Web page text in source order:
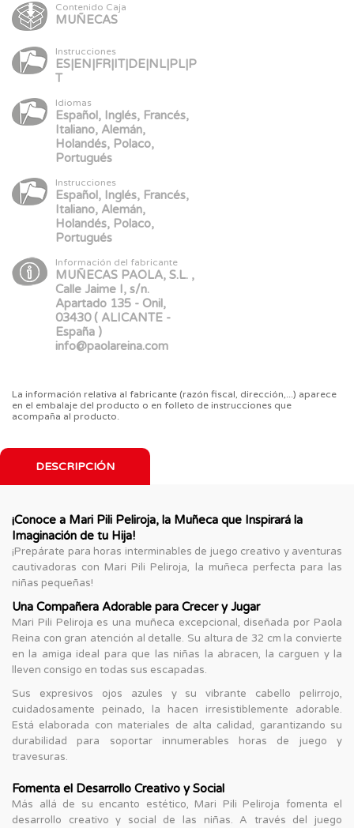
Contenido Caja
MUÑECAS
Instrucciones
ES|EN|FR|IT|DE|NL|PL|P
T
Idiomas
Español, Inglés, Francés,
Italiano, Alemán,
Holandés, Polaco,
Portugués
Instrucciones
Español, Inglés, Francés,
Italiano, Alemán,
Holandés, Polaco,
Portugués
Información del fabricante
MUÑECAS PAOLA, S.L. ,
Calle Jaime I, s/n.
Apartado 135 - Onil,
03430 ( ALICANTE -
España )
info@paolareina.com
La información relativa al fabricante (razón fiscal, dirección,...) aparece
en el embalaje del producto o en folleto de instrucciones que
acompaña al producto.
DESCRIPCIÓN
¡Conoce a Mari Pili Peliroja, la Muñeca que Inspirará la
Imaginación de tu Hija!
¡Prepárate para horas interminables de juego creativo y aventuras
cautivadoras con Mari Pili Peliroja, la muñeca perfecta para las
niñas pequeñas!
Una Compañera Adorable para Crecer y Jugar
Mari Pili Peliroja es una muñeca excepcional, diseñada por Paola
Reina con gran atención al detalle. Su altura de 32 cm la convierte
en la amiga ideal para que las niñas la abracen, la carguen y la
lleven consigo en todas sus escapadas.
Sus expresivos ojos azules y su vibrante cabello pelirrojo,
cuidadosamente peinado, la hacen irresistiblemente adorable.
Está elaborada con materiales de alta calidad, garantizando su
durabilidad para soportar innumerables horas de juego y
travesuras.
Fomenta el Desarrollo Creativo y Social
Más allá de su encanto estético, Mari Pili Peliroja fomenta el
desarrollo creativo y social de las niñas. A través del juego